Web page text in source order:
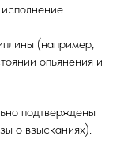
(например,
опьянения и
подтверждены
о взысканиях).